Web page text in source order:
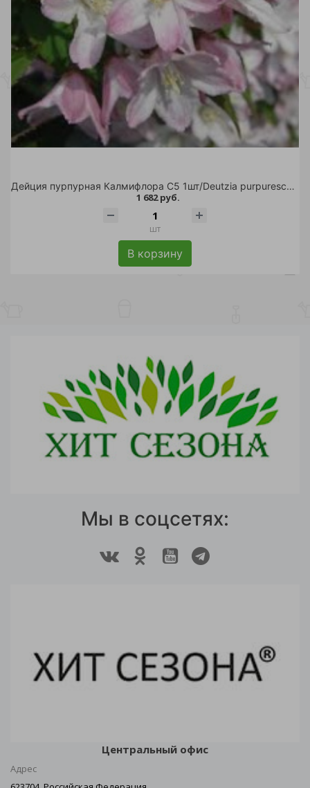
Дейция пурпурная Калмифлора С5 1шт/Deutzia purpurescens Kalmiiflora
1 682 руб.
шт
В корзину
Мы в соцсетях:
Центральный офис
Адрес